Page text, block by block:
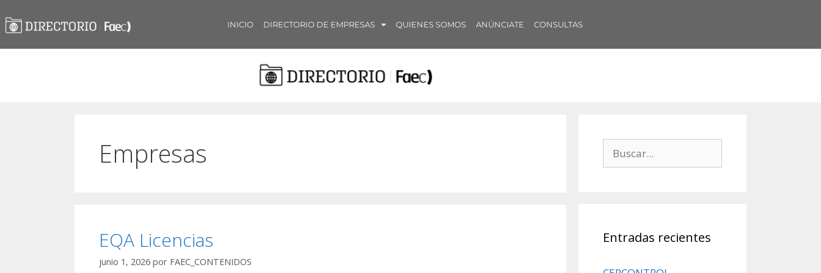
INICIO DIRECTORIO DE EMPRESAS QUIENES SOMOS ANÚNCIATE CONSULTAS
Empresas
EQA Licencias
junio 1, 2026 por FAEC_CONTENIDOS
Entradas recientes